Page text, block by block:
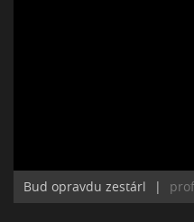
Bud opravdu zestárl |